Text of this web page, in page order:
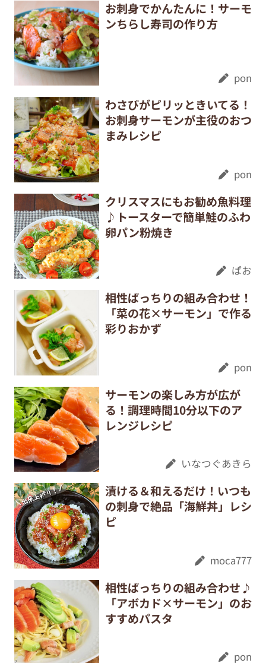
お刺身でかんたんに！サーモ
ンちらし寿司の作り方
pon
わさびがピリッときいてる！
お刺身サーモンが主役のおつ
まみレシピ
pon
クリスマスにもお勧め魚料理
♪トースターで簡単鮭のふわ
卵パン粉焼き
ぱお
相性ばっちりの組み合わせ！
「菜の花×サーモン」で作る
彩りおかず
pon
サーモンの楽しみ方が広が
る！調理時間10分以下のア
レンジレシピ
いなつぐあきら
漬ける＆和えるだけ！いつも
の刺身で絶品「海鮮丼」レシ
ピ
moca777
相性ばっちりの組み合わせ♪
「アボカド×サーモン」のお
すすめパスタ
pon